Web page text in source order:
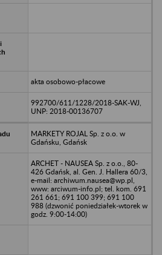
akta osobowo-płacowe
992700/611/1228/2018-SAK-WJ,
UNP: 2018-00136707
MARKETY ROJAL Sp. z o.o. w
Gdańsku, Gdańsk
ARCHET - NAUSEA Sp. z o.o., 80-
426 Gdańsk, al. Gen. J. Hallera 60/3,
e-mail: archiwum.nausea@wp.pl,
www: arciwum-info.pl; tel. kom. 691
261 661; 691 100 399; 691 100
988 (dzwonić poniedziałek-wtorek w
godz. 9:00-14:00)